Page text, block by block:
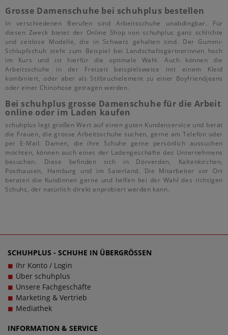
Grosse Damenschuhe bei schuhplus bestellen
In verschiedenen Berufen sind Arbeitsschuhe unabdingbar. Für
diesen Zweck bietet der Online Shop von schuhplus ganz schlichte
und zeitlose Modelle, die in Schwarz gehalten sind. Der Gummi-
Schlupfschuh steht zum Beispiel bei Landschaftsgärtnerinnen hoch
im Kurs und ist hierfür die optimale Wahl. Auch können die
Arbeitsschuhe in der Freizeit beispielsweise mit einem Kleid
kombiniert, oder aber als Stilbruchelement zu einer Boyfriendjeans
oder einer Chinohose getragen werden.
Bei schuhplus grosse Damenschuhe für die Arbeit
online oder im Laden kaufen
schuhplus legt großen Wert auf einen guten Kundenservice und berät
die Frauen, die grosse Arbeitsschuhe suchen, gerne am Telefon oder
per E-Mail. Damen, die ihre Schuhe gerne persönlich aussuchen
möchten, können auch eines der Ladengeschäfte des Unternehmens
besuchen. Diese befinden sich in Dörverden, Kaltenkirchen,
Posthausen, Hamburg und im Saterland. Die Mitarbeiter vor Ort
beraten die Kundinnen gerne und helfen bei der Wahl des richtigen
Schuhs, der natürlich direkt anprobiert werden kann.
SCHUHPLUS - SCHUHE IN ÜBERGRÖSSEN
Ihr Konto / Login
Über schuhplus
Unsere Fachgeschäfte
Marketing & Vertrieb
Mediathek
INFORMATION & SERVICE